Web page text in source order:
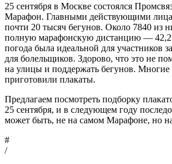
25 сентября в Москве состоялся
Марафон. Главными действующими
почти 20 тысяч бегунов. Около 7840 из
полную марафонскую дистанцию — 42,2
погода была идеальной для участников
для болельщиков. Здорово, что это не
на улицы и поддержать бегунов. Многие
приготовили плакаты.
Предлагаем посмотреть подборку
25 сентября, и в следующем году
может быть, не на самом Марафоне, но на
#
/